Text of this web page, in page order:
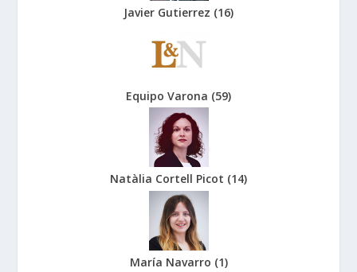
Javier Gutierrez (16)
Equipo Varona (59)
Natàlia Cortell Picot (14)
María Navarro (1)